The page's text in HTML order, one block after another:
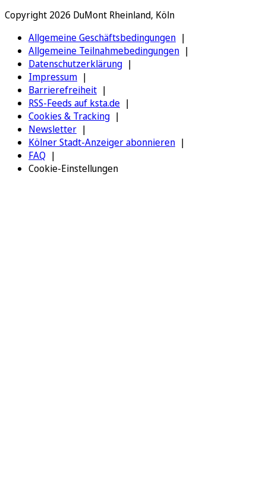
Copyright 2026 DuMont Rheinland, Köln
Allgemeine Geschäftsbedingungen
Allgemeine Teilnahmebedingungen
Datenschutzerklärung
Impressum
Barrierefreiheit
RSS-Feeds auf ksta.de
Cookies & Tracking
Newsletter
Kölner Stadt-Anzeiger abonnieren
FAQ
Cookie-Einstellungen